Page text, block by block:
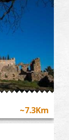
~7.3Km